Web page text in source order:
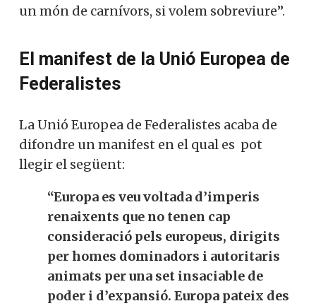
un món de carnívors, si volem sobreviure”.
El manifest de la Unió Europea de
Federalistes
La Unió Europea de Federalistes acaba de
difondre un manifest en el qual es pot
llegir el següent:
“Europa es veu voltada d’imperis
renaixents que no tenen cap
consideració pels europeus, dirigits
per homes dominadors i autoritaris
animats per una set insaciable de
poder i d’expansió. Europa pateix des